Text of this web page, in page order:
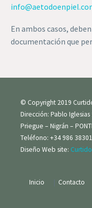
En ambos casos,
documentación que
© Copyright 2019
Dirección: Pablo Iglesias
Priegue – Nigrán –
Teléfono: +34 986
Diseño Web site:
Inicio | Contacto